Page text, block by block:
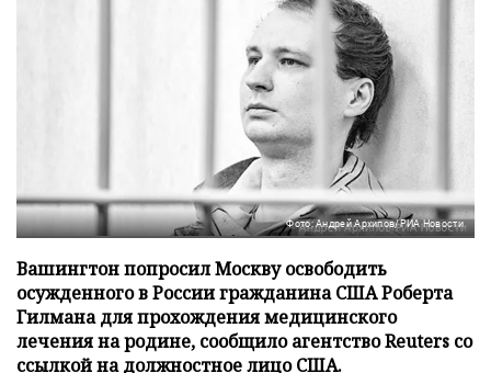
Фото: Андрей Архипов/РИА Новости
Вашингтон попросил Москву освободить
осужденного в России гражданина США Роберта
Гилмана для прохождения медицинского
лечения на родине, сообщило агентство Reuters со
ссылкой на должностное лицо США.